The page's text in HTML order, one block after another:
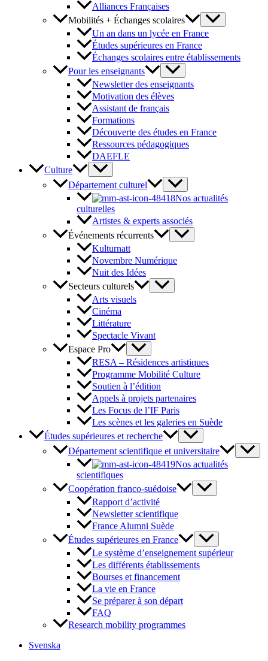
Alliances Françaises
Mobilités + Échanges scolaires
Un an dans un lycée en France
Études supérieures en France
Échanges scolaires entre établissements
Pour les enseignants
Newsletter des enseignants
Motivation des élèves
Assistant de français
Formations
Découverte des études en France
Ressources pédagogiques
DAEFLE
Culture
Département culturel
Nos actualités
culturelles
Artistes & experts associés
Événements récurrents
Kulturnatt
Novembre Numérique
Nuit des Idées
Secteurs culturels
Arts visuels
Cinéma
Littérature
Spectacle Vivant
Espace Pro
RESA – Résidences artistiques
Programme Mobilité Culture
Soutien à l’édition
Appels à projets partenaires
Les Focus de l’IF Paris
Les scènes et les galeries en Suède
Études supérieures et recherche
Département scientifique et universitaire
Nos actualités
scientifiques
Coopération franco-suédoise
Rapport d’activité
Newsletter scientifique
France Alumni Suède
Études supérieures en France
Le système d’enseignement supérieur
Les différents établissements
Bourses et financement
La vie en France
Se préparer à son départ
FAQ
Research mobility programmes
Svenska